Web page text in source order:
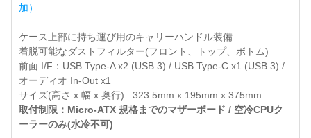
加）
ケース上部に持ち運び用のキャリーハンドル装備
着脱可能なダストフィルター(フロント、トップ、ボトム)
前面 I/F：USB Type-A x2 (USB 3) / USB Type-C x1 (USB 3) /
オーディオ In-Out x1
サイズ(高さ x 幅 x 奥行) : 323.5mm x 195mm x 375mm
取付制限：Micro-ATX 規格までのマザーボード / 空冷CPUク
ーラーのみ(水冷不可)